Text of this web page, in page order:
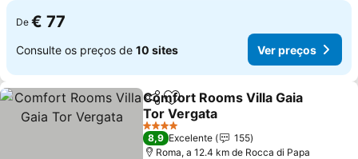
De € 77
Consulte os preços de 10 sites Ver preços
PartilharAdicionar aos favoritos
Comfort Rooms Villa Gaia
Tor Vergata
4 Estrelas
8,9 Excelente
155
Roma, a 12.4 km de Rocca di Papa